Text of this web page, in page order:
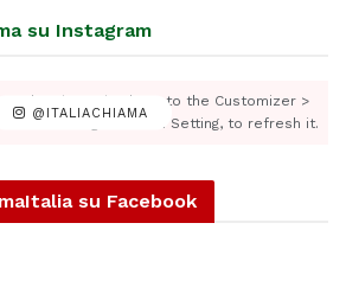
su Instagram
@ITALIACHIAMA
Token is expired, Go to the Customizer >
View > Instagram Feed Setting, to refresh it.
su Facebook